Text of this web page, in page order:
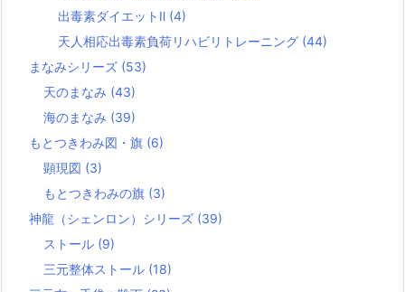
出毒素ダイエットⅡ (4)
天人相応出毒素負荷リハビリトレーニング (44)
まなみシリーズ (53)
天のまなみ (43)
海のまなみ (39)
もとつきわみ図・旗 (6)
顕現図 (3)
もとつきわみの旗 (3)
神龍（シェンロン）シリーズ (39)
ストール (9)
三元整体ストール (18)